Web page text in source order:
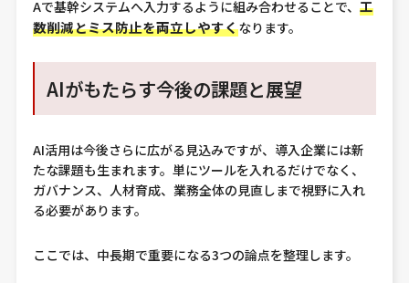
Aで基幹システムへ入力するように組み合わせることで、 工
数削減とミス防止を両立しやすくなります。
AIがもたらす今後の課題と展望
AI活用は今後さらに広がる見込みですが、導入企業には新
たな課題も生まれます。単にツールを入れるだけでなく、
ガバナンス、人材育成、業務全体の見直しまで視野に入れ
る必要があります。
ここでは、中長期で重要になる3つの論点を整理します。